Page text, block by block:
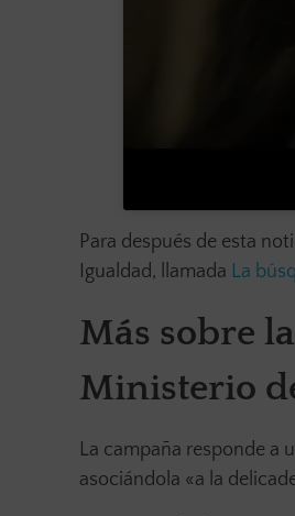
Para después de esta
Igualdad, llamada La
Más sobre
Ministerio
La campaña responde a
asociándola «a la